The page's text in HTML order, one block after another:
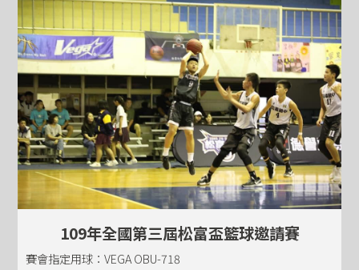
109年全國第三屆松富盃籃球邀請賽
賽會指定用球：VEGA OBU-718